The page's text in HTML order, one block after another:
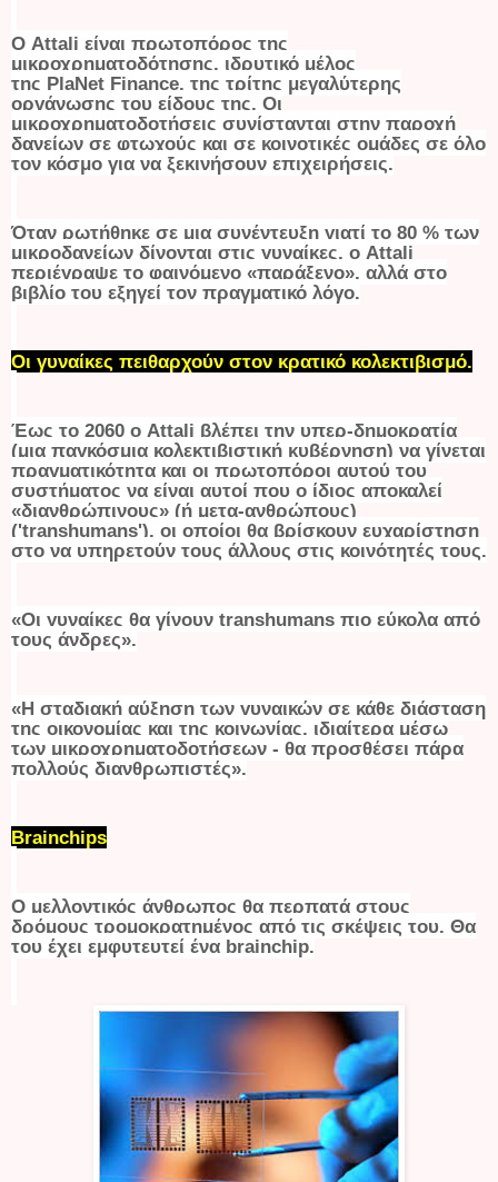
Ο Attali είναι πρωτοπόρος της
μικροχρηματοδότησης, ιδρυτικό μέλος
της PlaNet Finance, της τρίτης μεγαλύτερης
οργάνωσης του είδους της. Οι
μικροχρηματοδοτήσεις συνίστανται στην παροχή
δανείων σε φτωχούς και σε κοινοτικές ομάδες σε όλο
τον κόσμο για να ξεκινήσουν επιχειρήσεις.
Όταν ρωτήθηκε σε μια συνέντευξη γιατί το 80 % των
μικροδανείων δίνονται στις γυναίκες, ο Attali
περιέγραψε το φαινόμενο «παράξενο», αλλά στο
βιβλίο του εξηγεί τον πραγματικό λόγο.
Οι γυναίκες πειθαρχούν στον κρατικό κολεκτιβισμό.
Έως το 2060 ο Attali βλέπει την υπερ-δημοκρατία
(μια παγκόσμια κολεκτιβιστική κυβέρνηση) να γίνεται
πραγματικότητα και οι πρωτοπόροι αυτού του
συστήματος να είναι αυτοί που ο ίδιος αποκαλεί
«διανθρώπινους» (ή μετα-ανθρώπους)
('transhumans'), οι οποίοι θα βρίσκουν ευχαρίστηση
στο να υπηρετούν τους άλλους στις κοινότητές τους.
«Οι γυναίκες θα γίνουν transhumans πιο εύκολα από
τους άνδρες».
«Η σταδιακή αύξηση των γυναικών σε κάθε διάσταση
της οικονομίας και της κοινωνίας, ιδιαίτερα μέσω
των μικροχρηματοδοτήσεων - θα προσθέσει πάρα
πολλούς διανθρωπιστές».
Brainchips
Ο μελλοντικός άνθρωπος θα περπατά στους
δρόμους τρομοκρατημένος από τις σκέψεις του. Θα
του έχει εμφυτευτεί ένα brainchip.